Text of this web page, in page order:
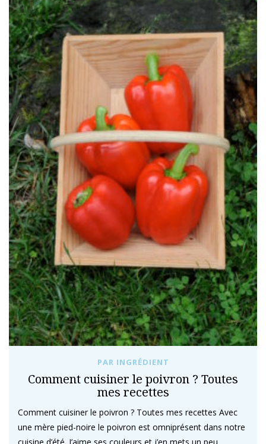
PAR INGRÉDIENT
Comment cuisiner le poivron ? Toutes
mes recettes
Comment cuisiner le poivron ? Toutes mes recettes Avec
une mère pied-noire le poivron est omniprésent dans notre
cuisine d’été. J’aime ses couleurs et j’en mets un peu